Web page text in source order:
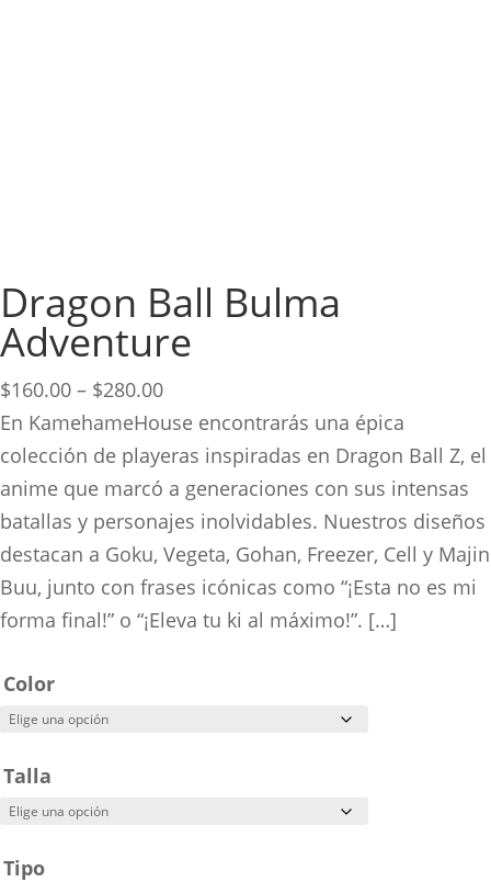
Dragon Ball Bulma
Adventure
$160.00 – $280.00Price
range:
$160.00
through
$280.00
En KamehameHouse encontrarás una épica
colección de playeras inspiradas en Dragon Ball Z, el
anime que marcó a generaciones con sus intensas
batallas y personajes inolvidables. Nuestros diseños
destacan a Goku, Vegeta, Gohan, Freezer, Cell y Majin
Buu, junto con frases icónicas como “¡Esta no es mi
forma final!” o “¡Eleva tu ki al máximo!”. […]
Color
Talla
Tipo